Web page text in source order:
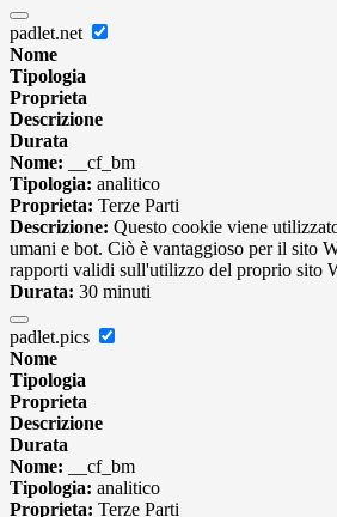
padlet.net
Nome
Tipologia
Proprieta
Descrizione
Durata
Nome: __cf_bm
Tipologia: analitico
Proprieta: Terze Parti
Descrizione: Questo cookie viene
umani e bot. Ciò è vantaggioso per il sito
rapporti validi sull'utilizzo del proprio sito
Durata: 30 minuti
padlet.pics
Nome
Tipologia
Proprieta
Descrizione
Durata
Nome: __cf_bm
Tipologia: analitico
Proprieta: Terze Parti